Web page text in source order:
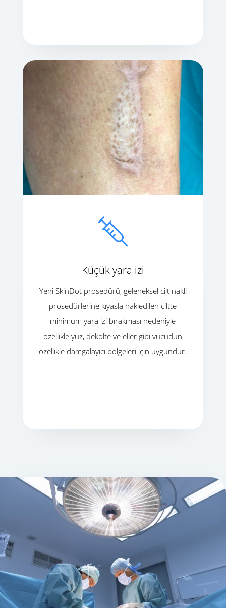
Küçük yara izi
Yeni SkinDot prosedürü, geleneksel cilt nakli
prosedürlerine kıyasla nakledilen ciltte
minimum yara izi bırakması nedeniyle
özellikle yüz, dekolte ve eller gibi vücudun
özellikle damgalayıcı bölgeleri için uygundur.